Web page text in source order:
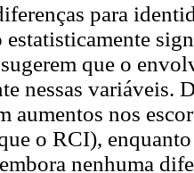
para
estatisticamente
que o
nessas variáveis.
aumentos nos
o RCI),
nenhuma